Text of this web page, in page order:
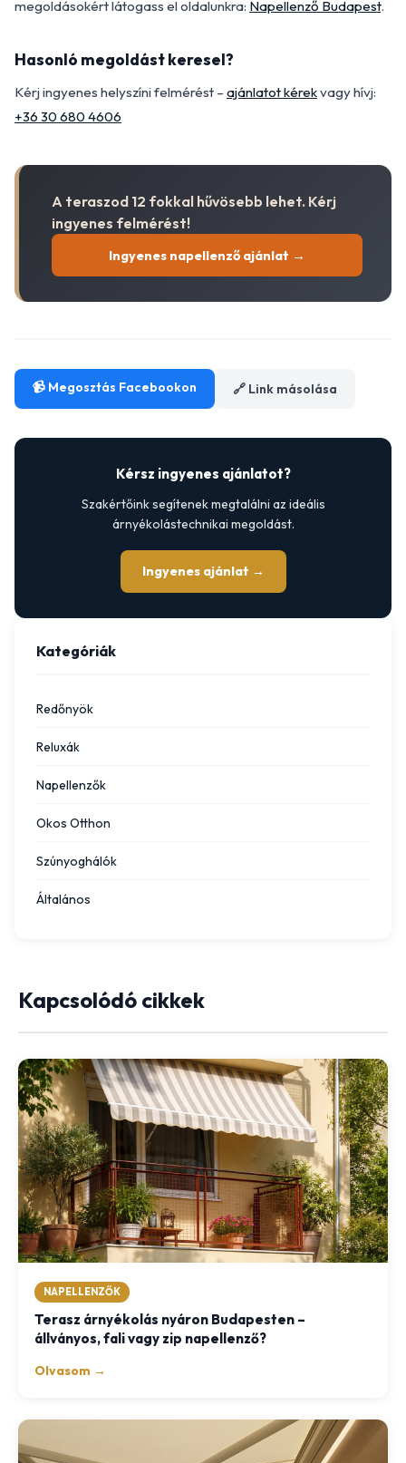
megoldásokért látogass el oldalunkra: Napellenző Budapest.
Hasonló megoldást keresel?
Kérj ingyenes helyszíni felmérést – ajánlatot kérekvagy hívj:
+36 30 680 4606
A teraszod 12 fokkal hűvösebb lehet. Kérj
ingyenes felmérést!
Ingyenes napellenző ajánlat →
📹 Megosztás Facebookon 🔗 Link másolása
Kérsz ingyenes ajánlatot?
Szakértőink segítenek megtalálni az ideális
árnyékolástechnikai megoldást.
Ingyenes ajánlat →
Kategóriák
Redőnyök
Reluxák
Napellenzők
Okos Otthon
Szúnyoghálók
Általános
Kapcsolódó cikkek
NAPELLENZŐK
Terasz árnyékolás nyáron Budapesten –
állványos, fali vagy zip napellenző?
Olvasom →